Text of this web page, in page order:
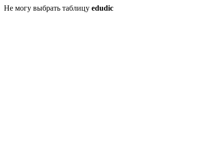
Не могу выбрать таблицу edudic